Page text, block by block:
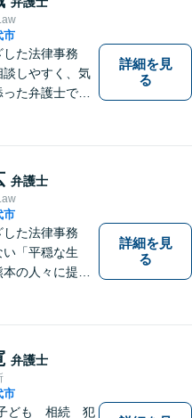
さい。
市
した法律事務
談しやすく、気
た弁護士であ
慮し、納得の
ートができま
つのご依頼に
でまいりま
詳細を見
る
弁護士
市
した法律事務
「平穏な生
の人々に提供
くの熊本地域
のない「平穏
するという志
仕事に取り組
す。
詳細を見
る
弁護士
市
ども 相続 犯